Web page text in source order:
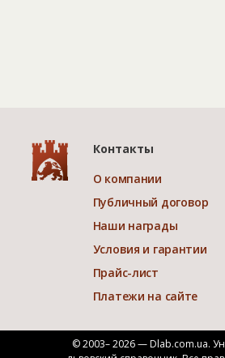
Контакты
О компании
Публичный договор
Наши награды
Условия и гарантии
Прайс-лист
Платежи на сайте
© 2003– 2026 — Dlab.com.ua.